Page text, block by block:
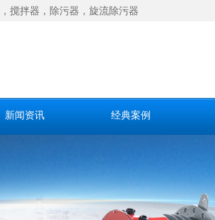
， 搅拌器 ， 除污器 ， 旋流除污器
新闻资讯 经典案例